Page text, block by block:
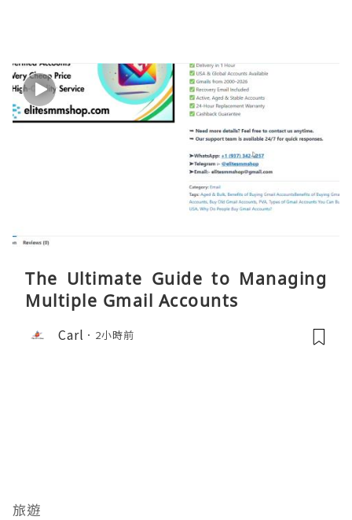
The Ultimate Guide to Managing
Multiple Gmail Accounts
Carl 2小時前
旅遊